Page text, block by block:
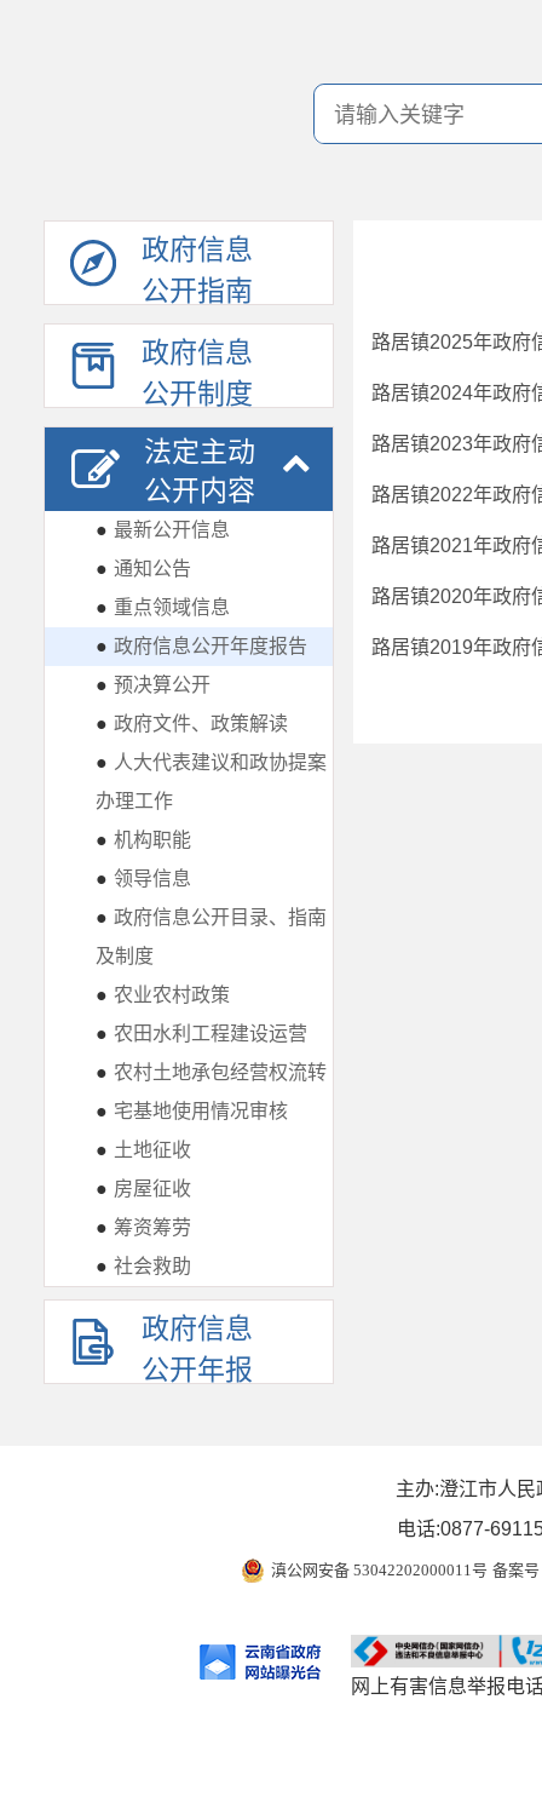
政府信息
公开指南
政府信息
公开制度
法定主动
公开内容
● 最新公开信息
● 通知公告
● 重点领域信息
● 政府信息公开年度报告
● 预决算公开
● 政府文件、政策解读
● 人大代表建议和政协提案
办理工作
● 机构职能
● 领导信息
● 政府信息公开目录、指南
及制度
● 农业农村政策
● 农田水利工程建设运营
● 农村土地承包经营权流转
● 宅基地使用情况审核
● 土地征收
● 房屋征收
● 筹资筹劳
● 社会救助
政府信息
公开年报
路居镇2025年政府
路居镇2024年政府
路居镇2023年政府
路居镇2022年政府
路居镇2021年政府
路居镇2020年政府
路居镇2019年政府
主办:澄江市人民
电话:0877-
滇公网安备 53042202000011号 备案号
网上有害信息举报电